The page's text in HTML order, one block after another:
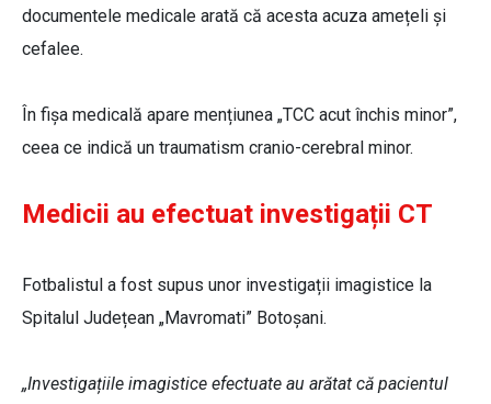
documentele medicale arată că acesta acuza amețeli și
cefalee.
În fișa medicală apare mențiunea „TCC acut închis minor”,
ceea ce indică un traumatism cranio-cerebral minor.
Medicii au efectuat investigații CT
Fotbalistul a fost supus unor investigații imagistice la
Spitalul Județean „Mavromati” Botoșani.
„Investigațiile imagistice efectuate au arătat că pacientul